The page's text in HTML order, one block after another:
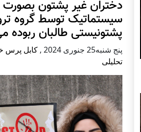
دختران غیر پشتون بصورت
سیستماتیک توسط گروه
پشتونیستی طالبان ربوده
پنج شنبه25 جنوری 2024 , کابل پرس
تحلیلی